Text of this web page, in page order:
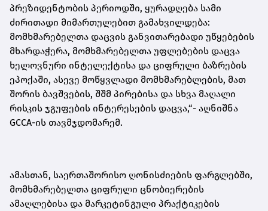
პრეზიდენტობის პერიოდში, ყურადღება სამი
ძირითადი მიმართულებით გამახვილდება:
მომხმარებელთა დაცვის განვითარებადი უწყებების
მხარდაჭერა, მომხმარებელთა უფლებების დაცვა
ხელოვნური ინტელექტისა და ციფრული ბაზრების
ეპოქაში, ასევე მოწყვლადი მომხმარებლების, მათ
შორის ბავშვების, შშმ პირებისა და სხვა მაღალი
რისკის ჯგუფების ინტერესების დაცვა,“- აღნიშნა
GCCA-ის თავმჯდომარემ.
ამასთან, საერთაშორისო ღონისძიების ფარგლებში,
მომხმარებელთა ციფრული ცნობიერების
ამაღლებისა და მარკეტინგული პრაქტიკების